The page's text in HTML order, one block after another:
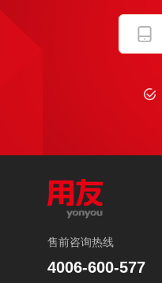
售前咨询热线
4006-600-577